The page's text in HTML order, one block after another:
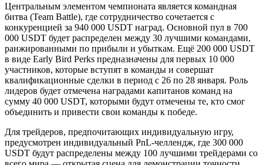
Центральным элементом чемпионата является командная
битва (Team Battle), где сотрудничество сочетается с
конкуренцией за 940 000 USDT наград. Основной пул в 700
000 USDT будет распределен между 30 лучшими командами,
ранжированными по прибыли и убыткам. Ещё 200 000 USDT
в виде Early Bird Perks предназначены для первых 10 000
участников, которые вступят в команды и совершат
квалификационные сделки в период с 26 по 28 января. Роль
лидеров будет отмечена наградами капитанов команд на
сумму 40 000 USDT, которыми будут отмечены те, кто смог
объединить и привести свои команды к победе.
Для трейдеров, предпочитающих индивидуальную игру,
предусмотрен индивидуальный PnL-челлендж, где 300 000
USDT будут распределены между 100 лучшими трейдерами со